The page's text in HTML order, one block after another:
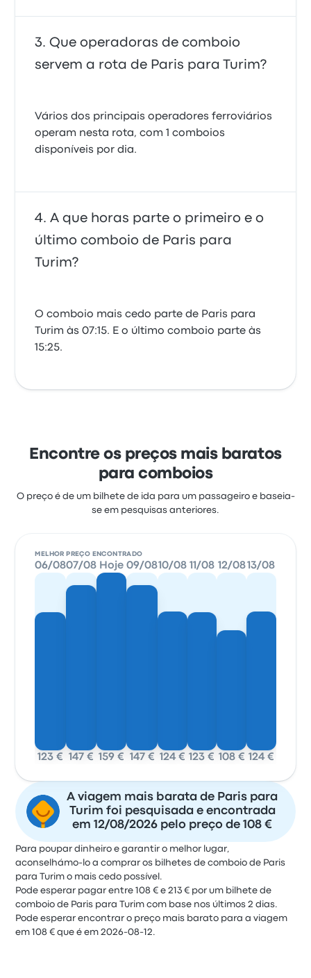
Que operadoras de comboio
servem a rota de Paris para Turim?
Vários dos principais operadores ferroviários
operam nesta rota, com 1 comboios
disponíveis por dia.
A que horas parte o primeiro e o
último comboio de Paris para
Turim?
O comboio mais cedo parte de Paris para
Turim às 07:15. E o último comboio parte às
15:25.
Encontre os preços mais baratos
para comboios
O preço é de um bilhete de ida para um passageiro e baseia-
se em pesquisas anteriores.
MELHOR PREÇO ENCONTRADO
06/08
123 €
07/08
147 €
Hoje
159 €
09/08
147 €
10/08
124 €
11/08
123 €
12/08
108 €
13/08
124 €
A viagem mais barata de Paris para
Turim foi pesquisada e encontrada
em 12/08/2026 pelo preço de 108 €
Para poupar dinheiro e garantir o melhor lugar,
aconselhámo-lo a comprar os bilhetes de comboio de Paris
para Turim o mais cedo possível.
Pode esperar pagar entre 108 € e 213 € por um bilhete de
comboio de Paris para Turim com base nos últimos 2 dias.
Pode esperar encontrar o preço mais barato para a viagem
em 108 € que é em 2026-08-12.